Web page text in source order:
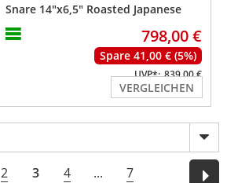
Snare 14"x6,5" Roasted Japanese
Chestnut
798,00 €
Spare 41,00 € (5%)
UVP*: 839,00 €
VERGLEICHEN
2 3 4 ... 7